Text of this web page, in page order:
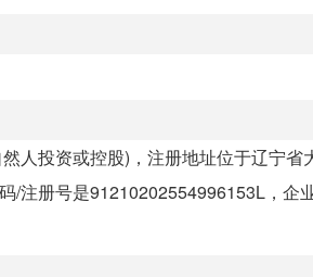
人投资或控股)，注册地址位于辽宁省
/注册号是91210202554996153L，企